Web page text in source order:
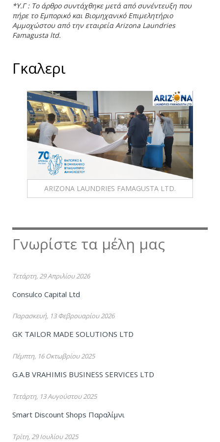
*Υ.Γ : Το άρθρο συντάχθηκε μετά από συνέντευξη που
πήρε το Εμπορικό και Βιομηχανικό Επιμελητήριο
Αμμοχώστου από την εταιρεία Arizona Laundries
Famagusta ltd.
Γκαλερι
ARIZONA LAUNDRIES FAMAGUSTA LTD.
Γνωρίστε τα μέλη μας
Τετάρτη, 29 Απριλίου 2026
Consulco Capital Ltd
Παρασκευή, 13 Φεβρουαρίου 2026
GK TAILOR MADE SOLUTIONS LTD
Πέμπτη, 16 Οκτωβρίου 2025
G.A.B VRAHIMIS BUSINESS SERVICES LTD
Τετάρτη, 13 Αυγούστου 2025
Smart Discount Shops Παραλίμνι
Τρίτη, 29 Ιουλίου 2025